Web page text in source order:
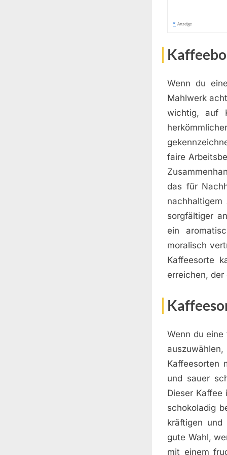
* Anzeige
Wenn du
Mahlwerk
wichtig, auf
faire
das für
sorgfältiger
ein
moralisch
Kaffeesorte
erreichen,
Wenn du
Kaffeesorten
und sauer
Dieser
schokoladig
kräftigen und
gute Wahl,
mit einem